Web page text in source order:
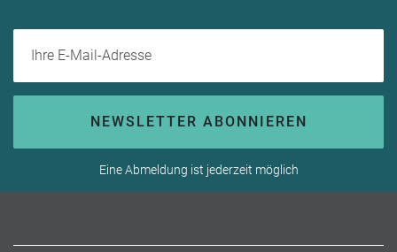
NEWSLETTER ABONNIEREN
Eine Abmeldung ist jederzeit möglich